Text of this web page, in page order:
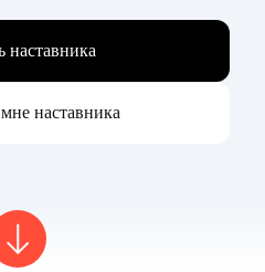
наставника
наставника